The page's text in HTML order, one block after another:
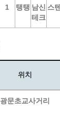
1 탱탱 남신
테크
스텐
위치
광문초교사거리